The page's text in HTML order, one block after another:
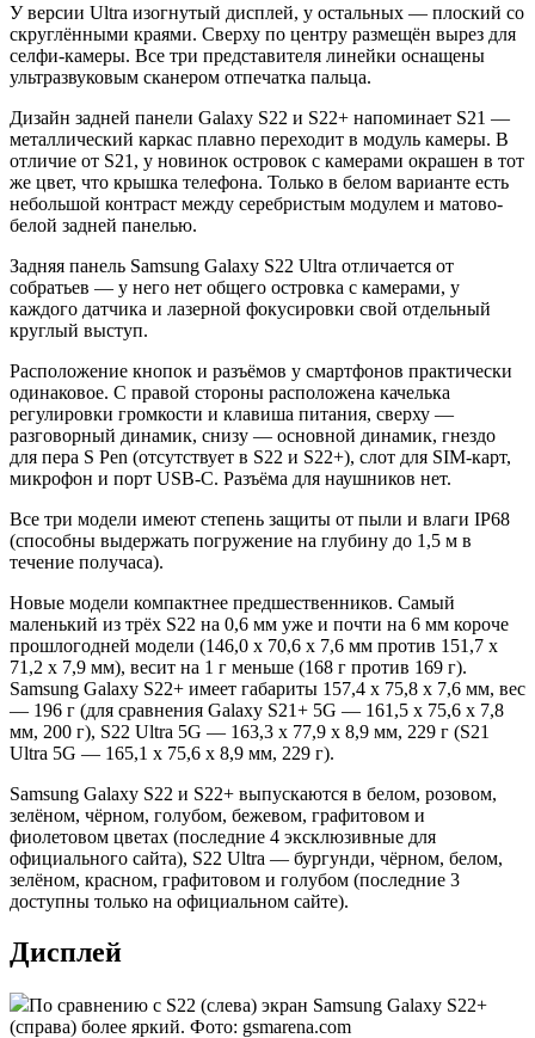
У версии Ultra изогнутый дисплей, у остальных — плоский со
скруглёнными краями. Сверху по центру размещён вырез для
селфи-камеры. Все три представителя линейки оснащены
ультразвуковым сканером отпечатка пальца.
Дизайн задней панели Galaxy S22 и S22+ напоминает S21 —
металлический каркас плавно переходит в модуль камеры. В
отличие от S21, у новинок островок с камерами окрашен в тот
же цвет, что крышка телефона. Только в белом варианте есть
небольшой контраст между серебристым модулем и матово-
белой задней панелью.
Задняя панель Samsung Galaxy S22 Ultra отличается от
собратьев — у него нет общего островка с камерами, у
каждого датчика и лазерной фокусировки свой отдельный
круглый выступ.
Расположение кнопок и разъёмов у смартфонов практически
одинаковое. С правой стороны расположена качелька
регулировки громкости и клавиша питания, сверху —
разговорный динамик, снизу — основной динамик, гнездо
для пера S Pen (отсутствует в S22 и S22+), слот для SIM-карт,
микрофон и порт USB-C. Разъёма для наушников нет.
Все три модели имеют степень защиты от пыли и влаги IP68
(способны выдержать погружение на глубину до 1,5 м в
течение получаса).
Новые модели компактнее предшественников. Самый
маленький из трёх S22 на 0,6 мм уже и почти на 6 мм короче
прошлогодней модели (146,0 x 70,6 x 7,6 мм против 151,7 x
71,2 x 7,9 мм), весит на 1 г меньше (168 г против 169 г).
Samsung Galaxy S22+ имеет габариты 157,4 x 75,8 x 7,6 мм, вес
— 196 г (для сравнения Galaxy S21+ 5G — 161,5 x 75,6 x 7,8
мм, 200 г), S22 Ultra 5G — 163,3 x 77,9 x 8,9 мм, 229 г (S21
Ultra 5G — 165,1 x 75,6 x 8,9 мм, 229 г).
Samsung Galaxy S22 и S22+ выпускаются в белом, розовом,
зелёном, чёрном, голубом, бежевом, графитовом и
фиолетовом цветах (последние 4 эксклюзивные для
официального сайта), S22 Ultra — бургунди, чёрном, белом,
зелёном, красном, графитовом и голубом (последние 3
доступны только на официальном сайте).
Дисплей
По сравнению с S22 (слева) экран Samsung Galaxy S22+
(справа) более яркий. Фото: gsmarena.com